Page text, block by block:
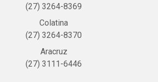
(27) 3264-8369
Colatina
(27) 3264-8370
Aracruz
(27) 3111-6446